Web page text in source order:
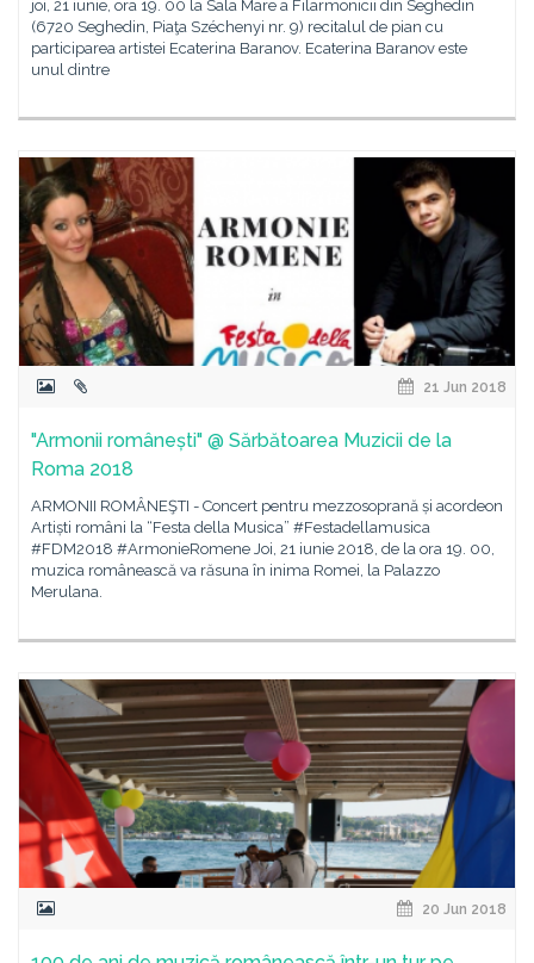
joi, 21 iunie, ora 19. 00 la Sala Mare a Filarmonicii din Seghedin
(6720 Seghedin, Piaţa Széchenyi nr. 9) recitalul de pian cu
participarea artistei Ecaterina Baranov. Ecaterina Baranov este
unul dintre
21 Jun 2018
"Armonii românești" @ Sărbătoarea Muzicii de la
Roma 2018
ARMONII ROMÂNEŞTI - Concert pentru mezzosoprană și acordeon
Artiști români la “Festa della Musica” #Festadellamusica
#FDM2018 #ArmonieRomene Joi, 21 iunie 2018, de la ora 19. 00,
muzica românească va răsuna în inima Romei, la Palazzo
Merulana.
20 Jun 2018